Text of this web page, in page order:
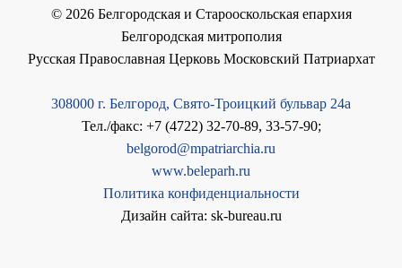
© 2026Белгородская и Старооскольская епархия
Белгородская митрополия
Русская Православная Церковь Московский Патриархат
308000 г. Белгород, Свято-Троицкий бульвар 24а
Тел./факс: +7 (4722) 32-70-89, 33-57-90;
belgorod@mpatriarchia.ru
www.beleparh.ru
Политика конфиденциальности
Дизайн сайта: sk-bureau.ru